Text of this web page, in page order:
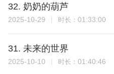
32. 奶奶的葫芦
2025-10-29 时长： 01:33:00
31. 未来的世界
2025-10-10 时长： 01:40:46